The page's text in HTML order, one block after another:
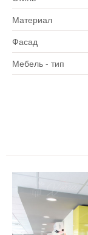
Материал
Фасад
Мебель - тип